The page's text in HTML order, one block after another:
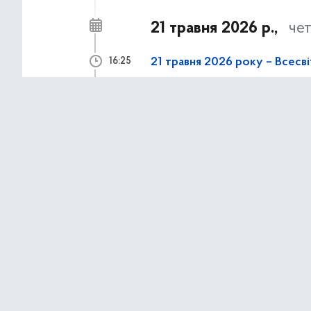
21 травня 2026 р.,
21 травня 2026 року –
16:25